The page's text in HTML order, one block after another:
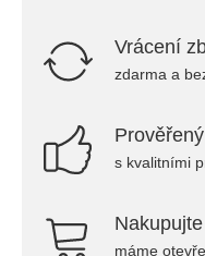
Vrácení
zdarma a
s kvalitními
máme